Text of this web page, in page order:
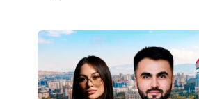
ВНЕШНЕГО
ВИДА
НОВОГО
УСТРОЙСТВА